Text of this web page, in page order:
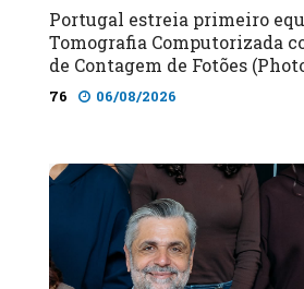
Portugal estreia primeiro
Tomografia Computorizada
de Contagem de Fotões
76 06/08/2026